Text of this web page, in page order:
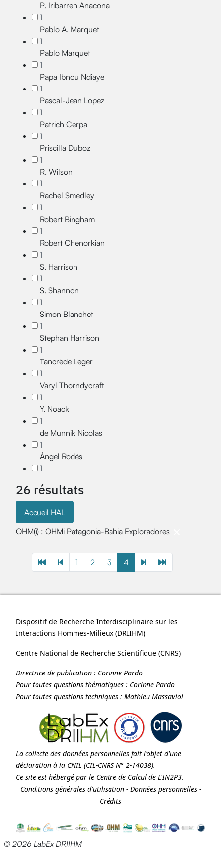
P. Iribarren Anacona
1
Pablo A. Marquet
1
Pablo Marquet
1
Papa Ibnou Ndiaye
1
Pascal-Jean Lopez
1
Patrich Cerpa
1
Priscilla Duboz
1
R. Wilson
1
Rachel Smedley
1
Robert Bingham
1
Robert Chenorkian
1
S. Harrison
1
S. Shannon
1
Simon Blanchet
1
Stephan Harrison
1
Tancrède Leger
1
Varyl Thorndycraft
1
Y. Noack
1
de Munnik Nicolas
1
Ángel Rodés
1
26 résultats
Accueil HAL
OHM(i) : OHMi Patagonia-Bahia Exploradores
1 2 3 4
Dispositif de Recherche Interdisciplinaire sur les
Interactions Hommes-Milieux (DRIIHM)
Centre National de Recherche Scientifique (CNRS)
Directrice de publication : Corinne Pardo
Pour toutes questions thématiques : Corinne Pardo
Pour toutes questions techniques : Mathieu Massaviol
La collecte des données personnelles fait l'objet d'une
déclaration à la CNIL (CIL-CNRS N° 2-14038).
Ce site est hébergé par le Centre de Calcul de L'IN2P3.
Conditions générales d'utilisation- Données personnelles-
Crédits
© 2026 LabEx DRIIHM